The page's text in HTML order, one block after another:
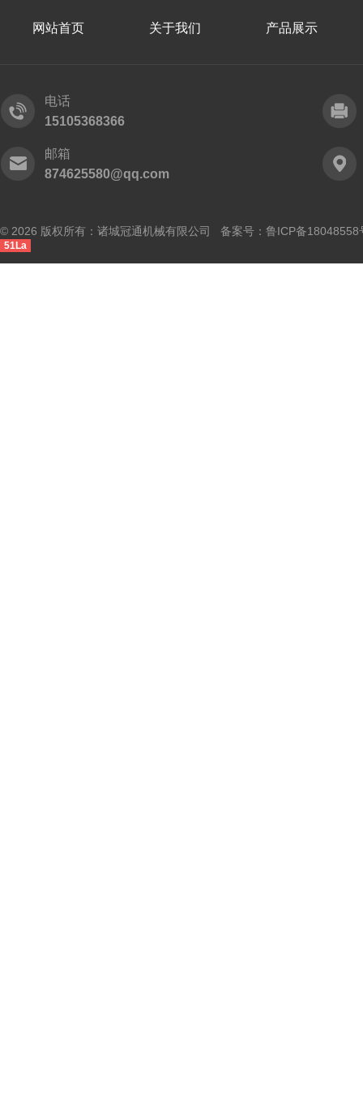
网站首页 关于我们 产品展示
电话
15105368366
邮箱
874625580@qq.com
© 2026 版权所有：诸城冠通机械有限公司 备案号： 鲁ICP备18048558
51La